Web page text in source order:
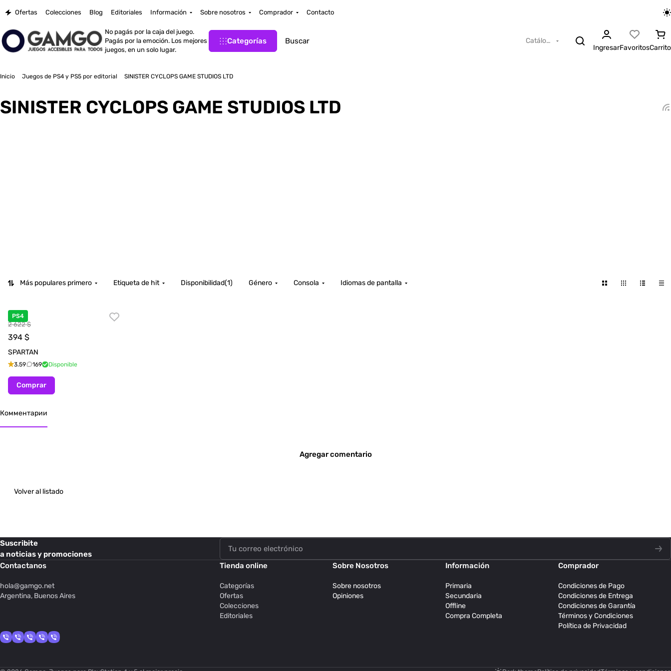
Ofertas Colecciones Blog Editoriales Información Sobre nosotros Comprador Contacto
No pagás por la caja del juego.
Pagás por la emoción. Los mejores
juegos, en un solo lugar.
Categorías
Catálogo
IngresarFavoritosCarrito
Inicio Juegos de PS4 y PS5 por editorial SINISTER CYCLOPS GAME STUDIOS LTD
SINISTER CYCLOPS GAME STUDIOS LTD
Más populares primero Etiqueta de hit Disponibilidad(1) Género Consola Idiomas de pantalla
PS4
2 622 $
394 $
SPARTAN
3.59 169 Disponible
Comprar
Комментарии
Agregar comentario
Volver al listado
Suscribite
a noticias y promociones
Contactanos
hola@gamgo.net
Argentina, Buenos Aires
Tienda online
Categorías
Ofertas
Colecciones
Editoriales
Sobre Nosotros
Sobre nosotros
Opiniones
Información
Primaria
Secundaria
Offline
Compra Completa
Comprador
Condiciones de Pago
Condiciones de Entrega
Condiciones de Garantía
Términos y Condiciones
Política de Privacidad